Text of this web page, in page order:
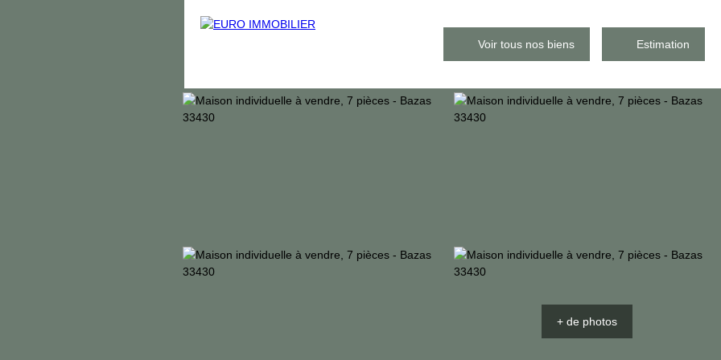
Voir tous nos biens Estimation
+ de photos